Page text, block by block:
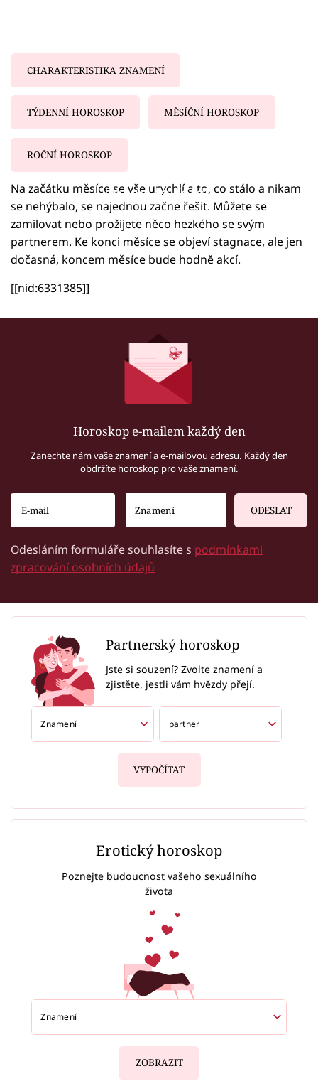
Sledujte nás
CHARAKTERISTIKA ZNAMENÍ
TÝDENNÍ HOROSKOP MĚSÍČNÍ HOROSKOP
ROČNÍ HOROSKOP
Failed to fetch
Na začátku měsíce se vše urychlí a to, co stálo a nikam
se nehýbalo, se najednou začne řešit. Můžete se
zamilovat nebo prožijete něco hezkého se svým
partnerem. Ke konci měsíce se objeví stagnace, ale jen
dočasná, koncem měsíce bude hodně akcí.
[[nid:6331385]]
Horoskop e-mailem každý den
Zanechte nám vaše znamení a e-mailovou adresu. Každý den
obdržíte horoskop pro vaše znamení.
ODESLAT
Odesláním formuláře souhlasíte s podmínkami
zpracování osobních údajů
Partnerský horoskop
Jste si souzení? Zvolte znamení a
zjistěte, jestli vám hvězdy přejí.
VYPOČÍTAT
Erotický horoskop
Poznejte budoucnost vašeho sexuálního
života
ZOBRAZIT